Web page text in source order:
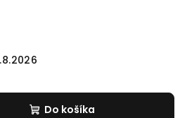
Do košíka